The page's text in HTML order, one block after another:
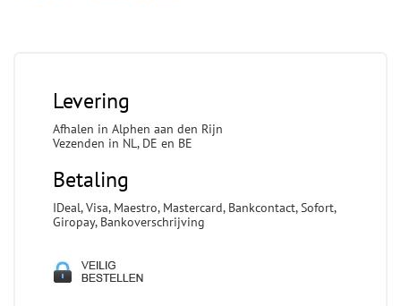
Levering
Afhalen in Alphen aan den Rijn
Vezenden in NL, DE en BE
Betaling
IDeal, Visa, Maestro, Mastercard, Bankcontact, Sofort,
Giropay, Bankoverschrijving